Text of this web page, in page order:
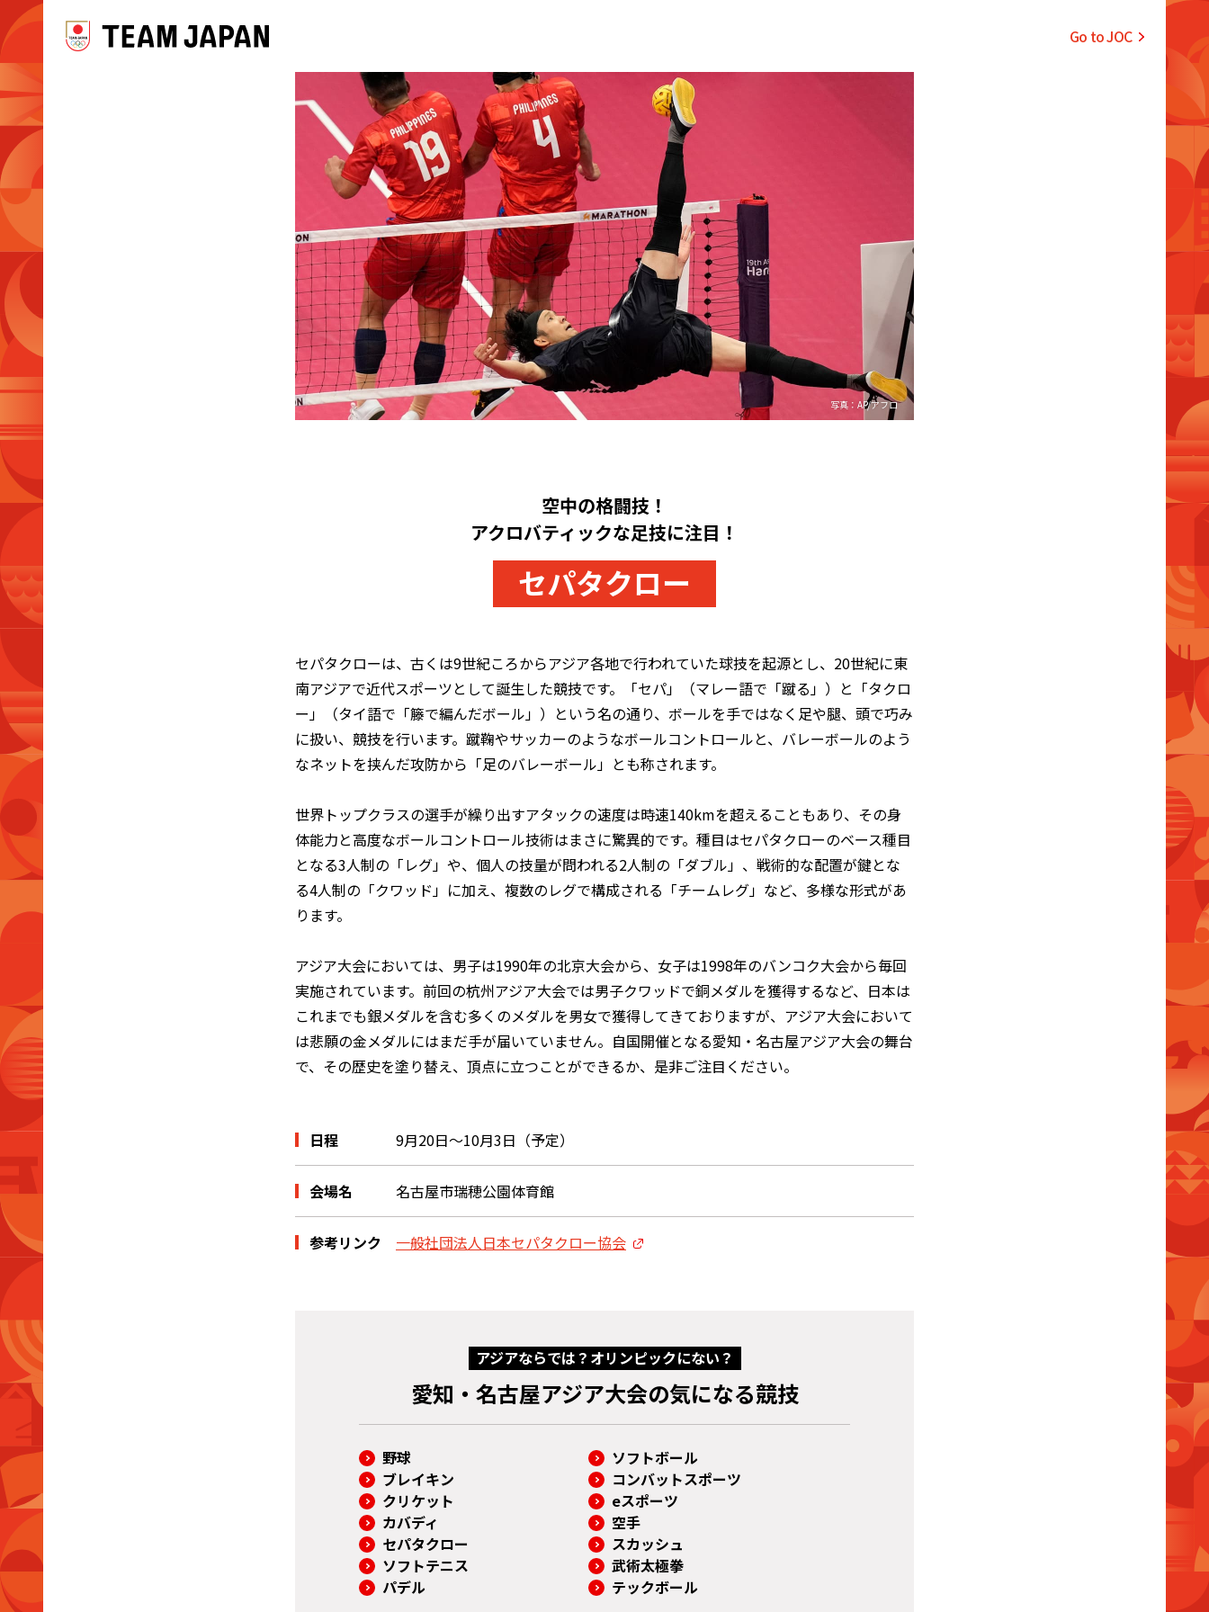
Go to JOC
写真：AP/アフロ
空中の格闘技！
アクロバティックな足技に注目！
セパタクロー
セパタクローは、古くは9世紀ころからアジア各地で行われていた球技を起源とし、20世紀に東
南アジアで近代スポーツとして誕生した競技です。「セパ」（マレー語で「蹴る」）と「タクロ
ー」（タイ語で「籐で編んだボール」）という名の通り、ボールを手ではなく足や腿、頭で巧み
に扱い、競技を行います。蹴鞠やサッカーのようなボールコントロールと、バレーボールのよう
なネットを挟んだ攻防から「足のバレーボール」とも称されます。
世界トップクラスの選手が繰り出すアタックの速度は時速140kmを超えることもあり、その身
体能力と高度なボールコントロール技術はまさに驚異的です。種目はセパタクローのベース種目
となる3人制の「レグ」や、個人の技量が問われる2人制の「ダブル」、戦術的な配置が鍵とな
る4人制の「クワッド」に加え、複数のレグで構成される「チームレグ」など、多様な形式があ
ります。
アジア大会においては、男子は1990年の北京大会から、女子は1998年のバンコク大会から毎回
実施されています。前回の杭州アジア大会では男子クワッドで銅メダルを獲得するなど、日本は
これまでも銀メダルを含む多くのメダルを男女で獲得してきておりますが、アジア大会において
は悲願の金メダルにはまだ手が届いていません。自国開催となる愛知・名古屋アジア大会の舞台
で、その歴史を塗り替え、頂点に立つことができるか、是非ご注目ください。
日程 9月20日～10月3日（予定）
会場名 名古屋市瑞穂公園体育館
参考リンク 一般社団法人日本セパタクロー協会
アジアならでは？オリンピックにない？
愛知・名古屋アジア大会の気になる競技
野球
ソフトボール
ブレイキン
コンバットスポーツ
クリケット
eスポーツ
カバディ
空手
セパタクロー
スカッシュ
ソフトテニス
武術太極拳
パデル
テックボール